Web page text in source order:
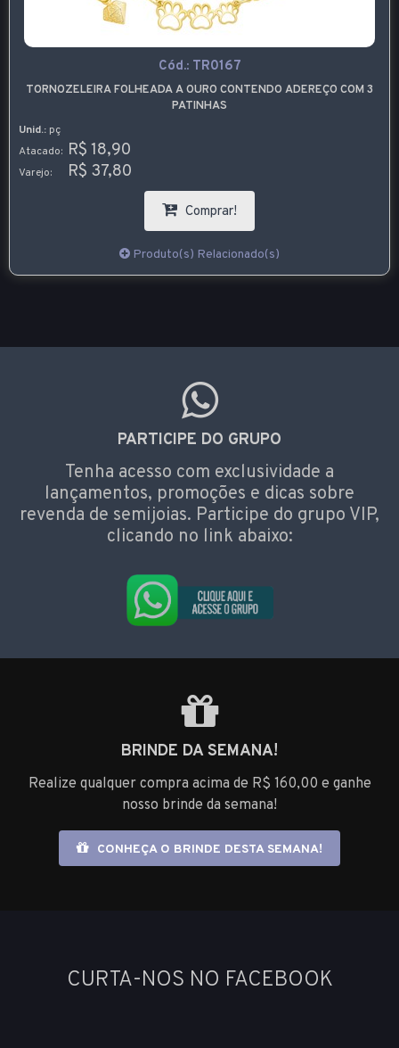
Cód.: TR0167
TORNOZELEIRA FOLHEADA A OURO CONTENDO ADEREÇO COM 3
PATINHAS
Unid.: pç
Atacado: R$ 18,90
Varejo: R$ 37,80
Comprar!
Produto(s) Relacionado(s)
PARTICIPE DO GRUPO
Tenha acesso com exclusividade a
lançamentos, promoções e dicas sobre
revenda de semijoias. Participe do grupo VIP,
clicando no link abaixo:
BRINDE DA SEMANA!
Realize qualquer compra acima de R$ 160,00 e ganhe
nosso brinde da semana!
CONHEÇA O BRINDE DESTA SEMANA!
CURTA-NOS NO FACEBOOK